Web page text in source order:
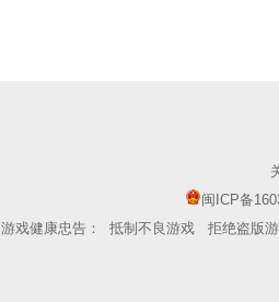
闽ICP备
游戏健康忠告：
抵制不良游戏 拒绝盗版